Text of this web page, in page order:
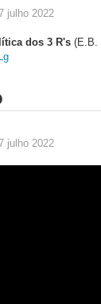
julho 2022
dos 3 R's (E.B.
julho 2022